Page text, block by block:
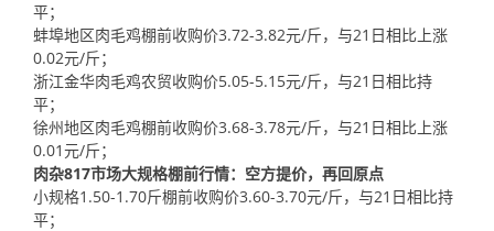
平；
蚌埠地区肉毛鸡棚前收购价3.72-3.82元/斤，与21日相比上涨
0.02元/斤；
浙江金华肉毛鸡农贸收购价5.05-5.15元/斤，与21日相比持
平；
徐州地区肉毛鸡棚前收购价3.68-3.78元/斤，与21日相比上涨
0.01元/斤；
肉杂817市场大规格棚前行情：空方提价，再回原点
小规格1.50-1.70斤棚前收购价3.60-3.70元/斤，与21日相比持
平；